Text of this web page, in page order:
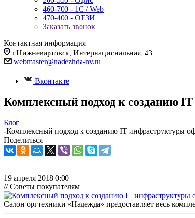
460-700 - 1C / Web
470-400 - ОТЗИ
Заказать звонок
Контактная информация
г.Нижневартовск, Интернациональная, 43
webmaster@nadezhda-nv.ru
Вконтакте
Комплексный подход к созданию
Блог
-Комплексный подход к созданию IT инфраструктуры
Поделиться
19 апреля 2018 0:00
// Советы покупателям
Салон оргтехники «Надежда» предоставляет весь